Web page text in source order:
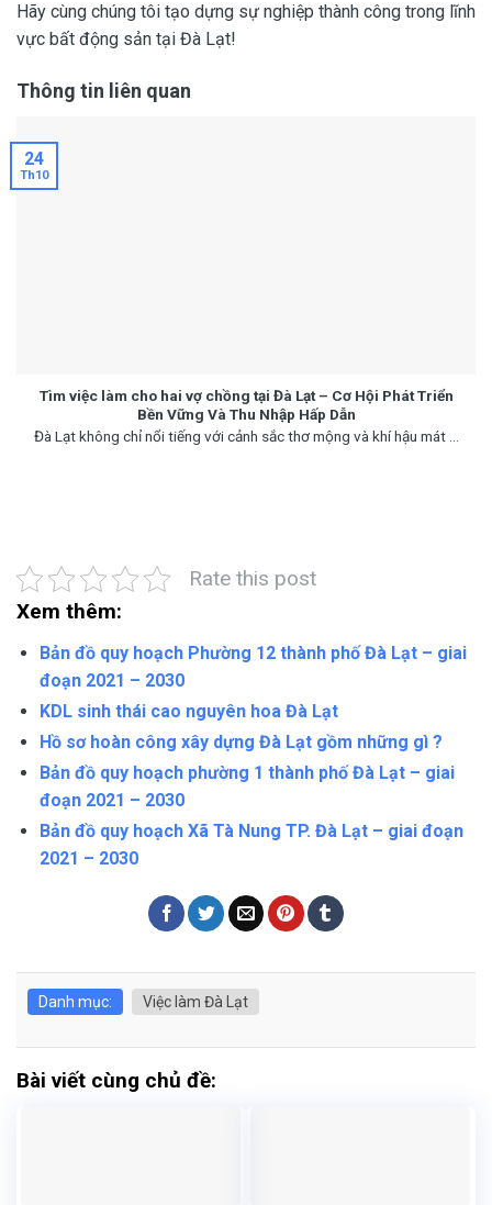
Hãy cùng chúng tôi tạo dựng sự nghiệp thành công trong lĩnh
vực bất động sản tại Đà Lạt!
Thông tin liên quan
Tìm việc làm cho hai vợ chồng tại Đà Lạt – Cơ Hội Phát Triển
Bền Vững Và Thu Nhập Hấp Dẫn
Đà Lạt không chỉ nổi tiếng với cảnh sắc thơ mộng và khí hậu mát ...
24
Th10
Rate this post
Xem thêm:
Bản đồ quy hoạch Phường 12 thành phố Đà Lạt – giai
đoạn 2021 – 2030
KDL sinh thái cao nguyên hoa Đà Lạt
Hồ sơ hoàn công xây dựng Đà Lạt gồm những gì ?
Bản đồ quy hoạch phường 1 thành phố Đà Lạt – giai
đoạn 2021 – 2030
Bản đồ quy hoạch Xã Tà Nung TP. Đà Lạt – giai đoạn
2021 – 2030
Danh mục: Việc làm Đà Lạt
Bài viết cùng chủ đề: